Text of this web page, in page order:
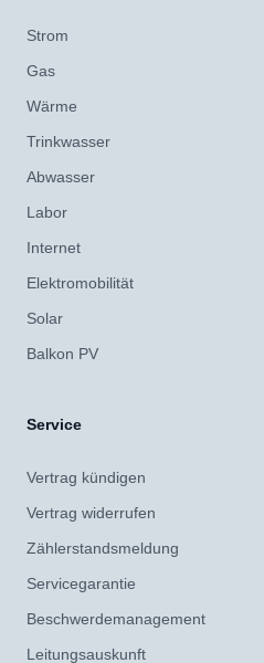
Strom
Gas
Wärme
Trinkwasser
Abwasser
Labor
Internet
Elektromobilität
Solar
Balkon PV
Service
Vertrag kündigen
Vertrag widerrufen
Zählerstandsmeldung
Servicegarantie
Beschwerdemanagement
Leitungsauskunft